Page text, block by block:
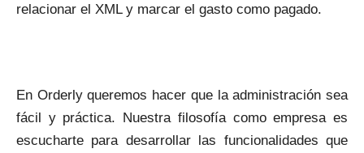
relacionar el XML y marcar el gasto como pagado.
En Orderly queremos hacer que la administración sea
fácil y práctica. Nuestra filosofía como empresa es
escucharte para desarrollar las funcionalidades que